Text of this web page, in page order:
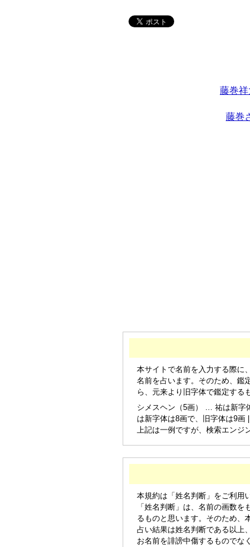
藤巻祥
藤巻
本サイトで名前を入力する際に
名前を占います。そのため、鑑
ら、元来より旧字体で鑑定する
シメスヘン（5画） … 祐は新字
は新字体は8画で、旧字体は9
上記は一例ですが、検索エン
本規約は「姓名判断」をご利用
「姓名判断」は、名前の画数
るものと思います。そのため、
占い結果は姓名判断である以上
お名前を誹謗中傷するものでな